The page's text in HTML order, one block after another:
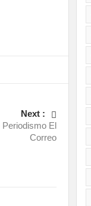
Next :
El
Correo